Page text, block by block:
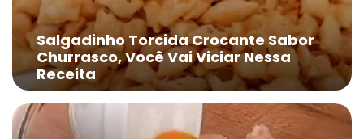
Salgadinho Torcida Crocante Sabor
Churrasco, Você Vai Viciar Nessa
Receita